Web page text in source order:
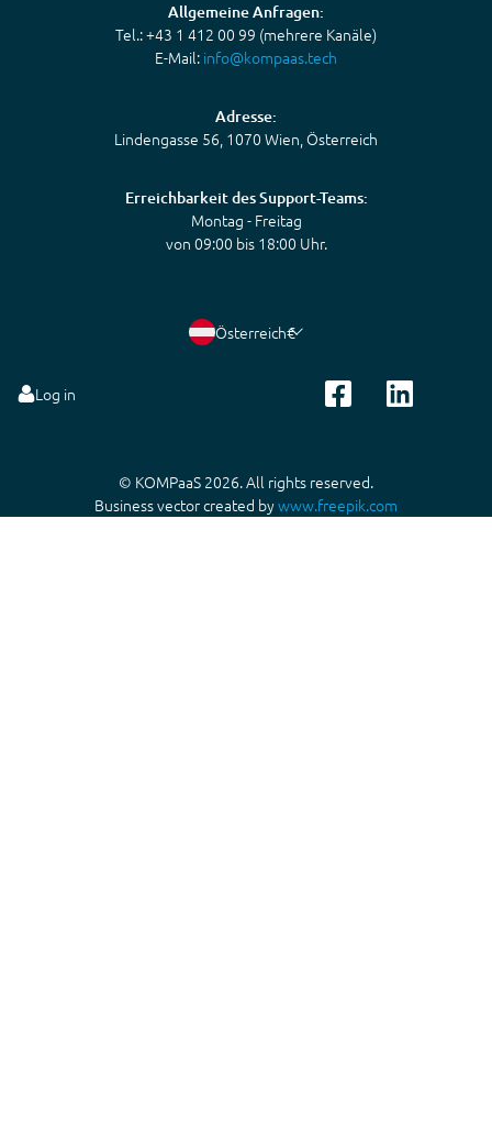
Allgemeine Anfragen:
Tel.: +43 1 412 00 99 (mehrere Kanäle)
E-Mail: info@kompaas.tech
Adresse:
Lindengasse 56, 1070 Wien, Österreich
Erreichbarkeit des Support-Teams:
Montag - Freitag
von 09:00 bis 18:00 Uhr.
Österreich€
Log in
© KOMPaaS 2026. All rights reserved.
Business vector created bywww.freepik.com